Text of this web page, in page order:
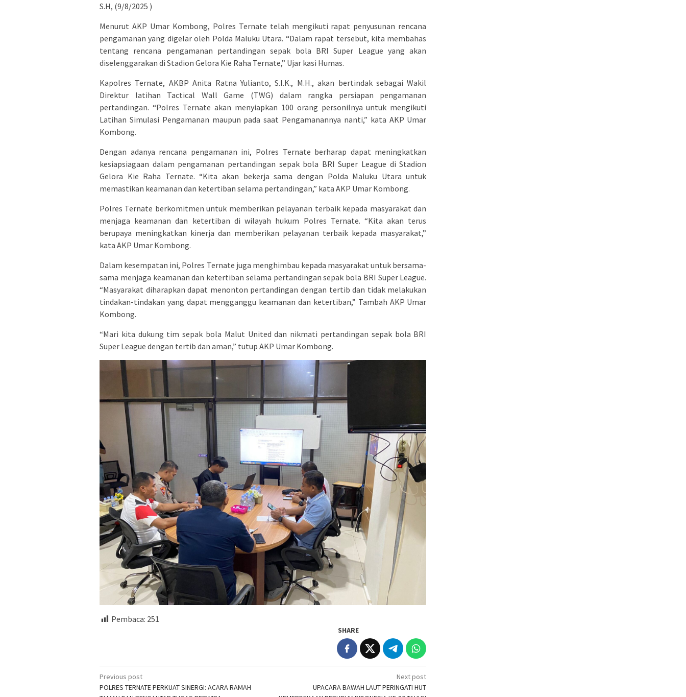
S.H, (9/8/2025 )
Menurut AKP Umar Kombong, Polres Ternate telah mengikuti rapat penyusunan rencana
pengamanan yang digelar oleh Polda Maluku Utara. “Dalam rapat tersebut, kita membahas
tentang rencana pengamanan pertandingan sepak bola BRI Super League yang akan
diselenggarakan di Stadion Gelora Kie Raha Ternate,” Ujar kasi Humas.
Kapolres Ternate, AKBP Anita Ratna Yulianto, S.I.K., M.H., akan bertindak sebagai Wakil
Direktur latihan Tactical Wall Game (TWG) dalam rangka persiapan pengamanan
pertandingan. “Polres Ternate akan menyiapkan 100 orang personilnya untuk mengikuti
Latihan Simulasi Pengamanan maupun pada saat Pengamanannya nanti,” kata AKP Umar
Kombong.
Dengan adanya rencana pengamanan ini, Polres Ternate berharap dapat meningkatkan
kesiapsiagaan dalam pengamanan pertandingan sepak bola BRI Super League di Stadion
Gelora Kie Raha Ternate. “Kita akan bekerja sama dengan Polda Maluku Utara untuk
memastikan keamanan dan ketertiban selama pertandingan,” kata AKP Umar Kombong.
Polres Ternate berkomitmen untuk memberikan pelayanan terbaik kepada masyarakat dan
menjaga keamanan dan ketertiban di wilayah hukum Polres Ternate. “Kita akan terus
berupaya meningkatkan kinerja dan memberikan pelayanan terbaik kepada masyarakat,”
kata AKP Umar Kombong.
Dalam kesempatan ini, Polres Ternate juga menghimbau kepada masyarakat untuk bersama-
sama menjaga keamanan dan ketertiban selama pertandingan sepak bola BRI Super League.
“Masyarakat diharapkan dapat menonton pertandingan dengan tertib dan tidak melakukan
tindakan-tindakan yang dapat mengganggu keamanan dan ketertiban,” Tambah AKP Umar
Kombong.
“Mari kita dukung tim sepak bola Malut United dan nikmati pertandingan sepak bola BRI
Super League dengan tertib dan aman,” tutup AKP Umar Kombong.
Pembaca: 251
SHARE
Post
navigation
Previous post
POLRES TERNATE PERKUAT SINERGI: ACARA RAMAH
Next post
UPACARA BAWAH LAUT PERINGATI HUT